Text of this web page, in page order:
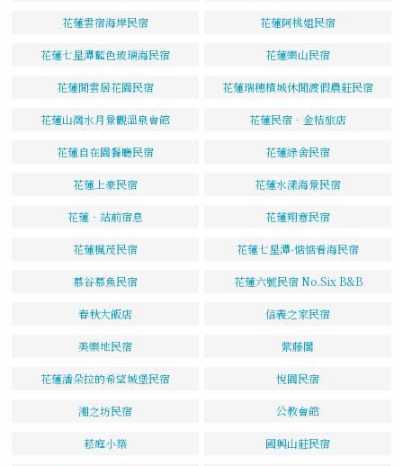
花蓮雲宿海岸民宿 花蓮阿桃姐民宿
花蓮七星潭藍色玻璃海民宿 花蓮樂山民宿
花蓮閒雲居花園民宿 花蓮瑞穗檳城休閒渡假農莊民宿
花蓮山灣水月景觀溫泉會館 花蓮民宿．金桔旅店
花蓮自在園餐廳民宿 花蓮綠舍民宿
花蓮上豪民宿 花蓮水漾海景民宿
花蓮‧站前宿息 花蓮翔意民宿
花蓮楓茂民宿 花蓮七星潭-惦惦看海民宿
慕谷慕魚民宿 花蓮六號民宿 No.Six B&B
春秋大飯店 信義之家民宿
美樂地民宿 紫藤閣
花蓮潘朵拉的希望城堡民宿 悅園民宿
湘之坊民宿 公教會館
菘庭小築 國興山莊民宿